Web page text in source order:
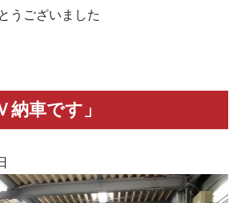
うございました
納車です」